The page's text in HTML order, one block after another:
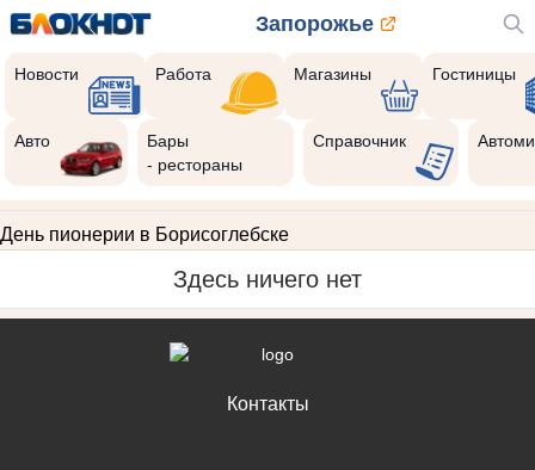
Запорожье
Новости Работа Магазины Гостиницы
Авто
Бары
- рестораны
Справочник
День пионерии в Борисоглебске
Здесь ничего нет
Контакты